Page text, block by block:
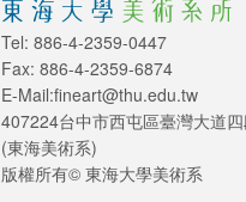
Tel: 886-4-2359-0447
Fax: 886-4-2359-6874
E-Mail:fineart@thu.edu.tw
407224台中市西屯區臺灣大道
(東海美術系)
版權所有© 東海大學美術系